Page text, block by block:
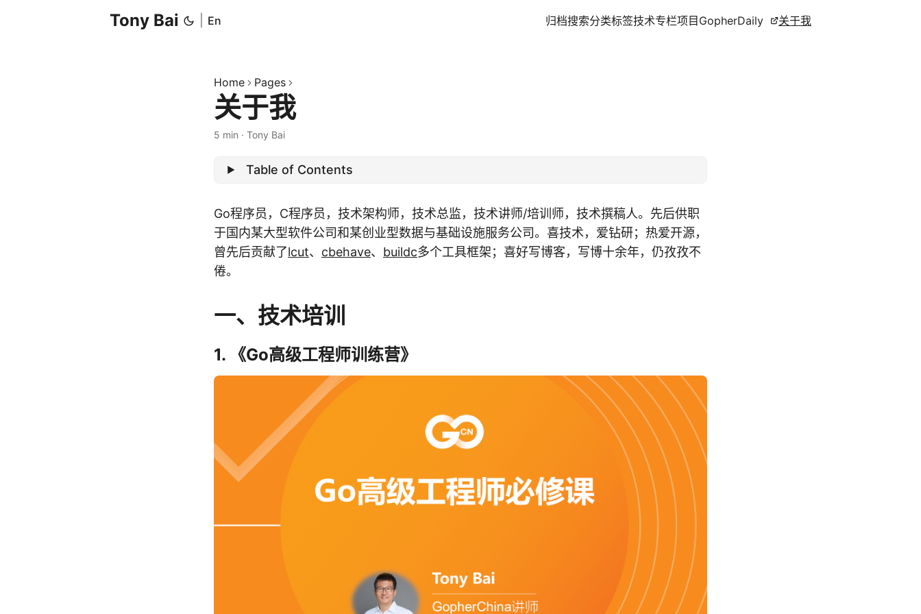
Tony Bai En 归档搜索分类标签技术专栏项目 GopherDaily 关于我
Home Pages
关于我
5 min · Tony Bai
Table of Contents
Go程序员，C程序员，技术架构师，技术总监，技术讲师/培训师，技术撰稿人。先后供职
于国内某大型软件公司和某创业型数据与基础设施服务公司。喜技术，爱钻研；热爱开源，
曾先后贡献了lcut、 cbehave、 buildc多个工具框架；喜好写博客，写博十余年，仍孜孜不
倦。
一、技术培训
1. 《Go高级工程师训练营》